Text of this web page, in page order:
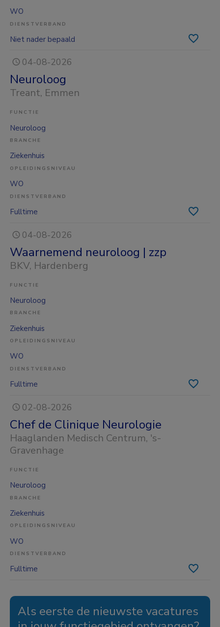
WO
DIENSTVERBAND
Niet nader bepaald
04-08-2026
Neuroloog
Treant, Emmen
FUNCTIE
Neuroloog
BRANCHE
Ziekenhuis
OPLEIDINGSNIVEAU
WO
DIENSTVERBAND
Fulltime
04-08-2026
Waarnemend neuroloog | zzp
BKV, Hardenberg
FUNCTIE
Neuroloog
BRANCHE
Ziekenhuis
OPLEIDINGSNIVEAU
WO
DIENSTVERBAND
Fulltime
02-08-2026
Chef de Clinique Neurologie
Haaglanden Medisch Centrum, 's-
Gravenhage
FUNCTIE
Neuroloog
BRANCHE
Ziekenhuis
OPLEIDINGSNIVEAU
WO
DIENSTVERBAND
Fulltime
Als eerste de nieuwste vacatures